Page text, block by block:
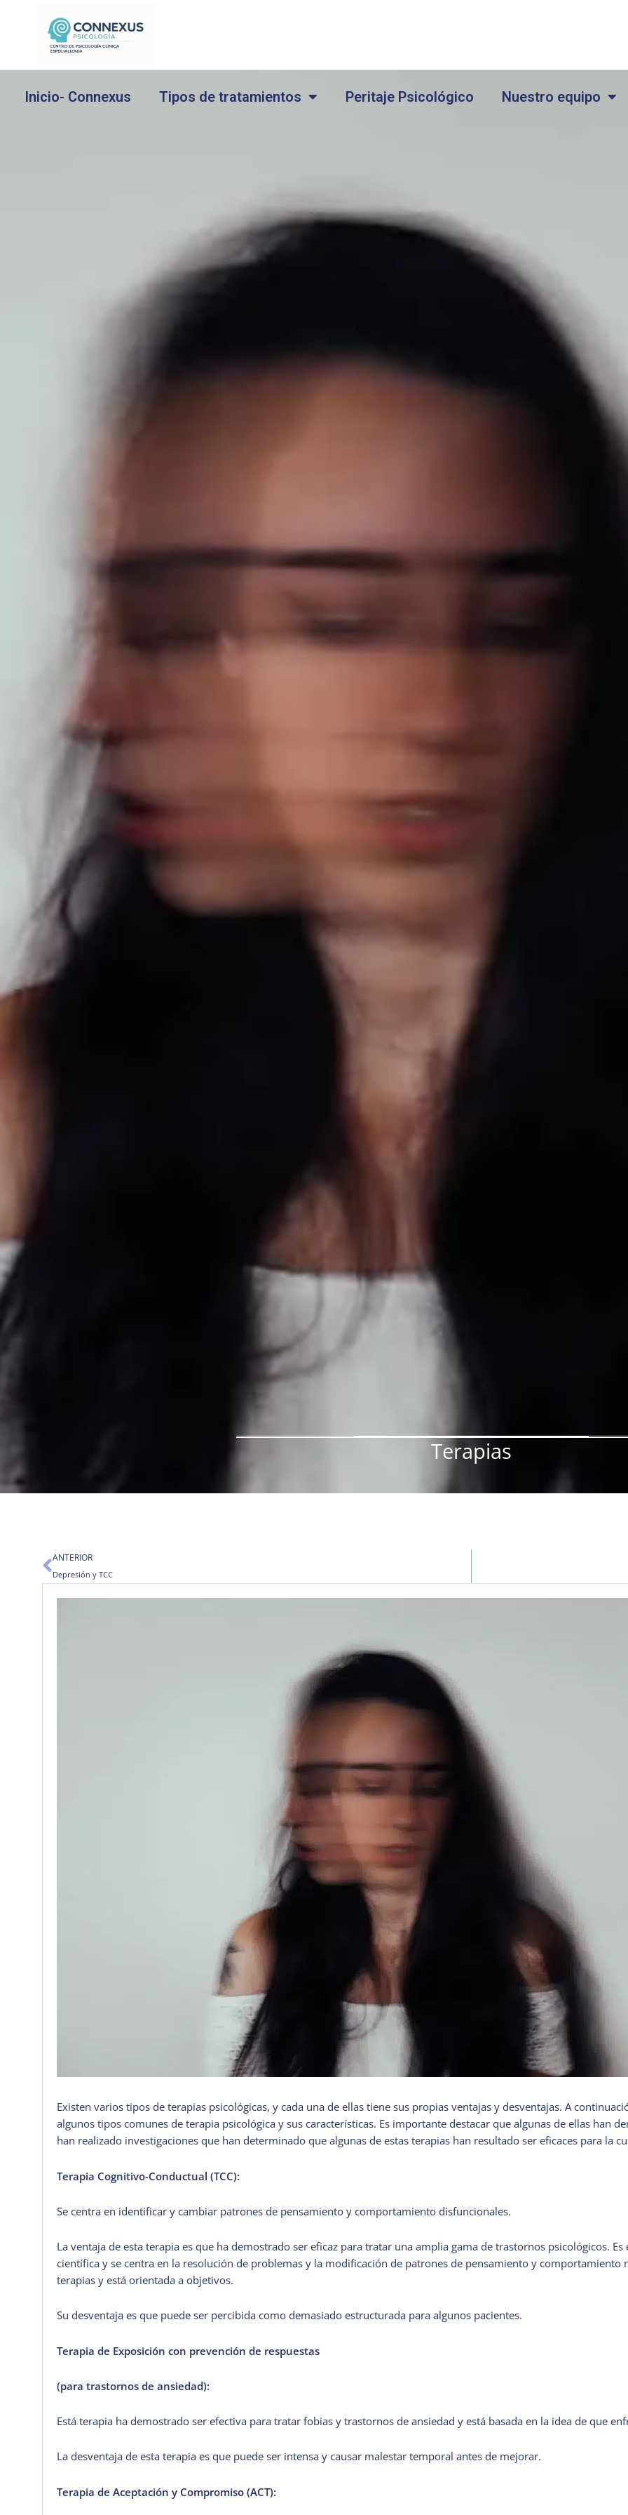
Inicio- Connexus Tipos de tratamientos Peritaje Psicológico Nuestro equipo
Terapias
Ant
ANTERIOR
Depresión y TCC
Existen varios tipos de terapias psicológicas, y cada una de ellas tiene sus propias ventajas y desventajas. A
algunos tipos comunes de terapia psicológica y sus características. Es importante destacar que algunas de ellas han
han realizado investigaciones que han determinado que algunas de estas terapias han resultado ser eficaces para la
Terapia Cognitivo-Conductual (TCC):
Se centra en identificar y cambiar patrones de pensamiento y comportamiento disfuncionales.
La ventaja de esta terapia es que ha demostrado ser eficaz para tratar una amplia gama de trastornos psicológicos.
científica y se centra en la resolución de problemas y la modificación de patrones de pensamiento y comportamiento
terapias y está orientada a objetivos.
Su desventaja es que puede ser percibida como demasiado estructurada para algunos pacientes.
Terapia de Exposición con prevención de respuestas
(para trastornos de ansiedad):
Está terapia ha demostrado ser efectiva para tratar fobias y trastornos de ansiedad y está basada en la idea de que
La desventaja de esta terapia es que puede ser intensa y causar malestar temporal antes de mejorar.
Terapia de Aceptación y Compromiso (ACT):